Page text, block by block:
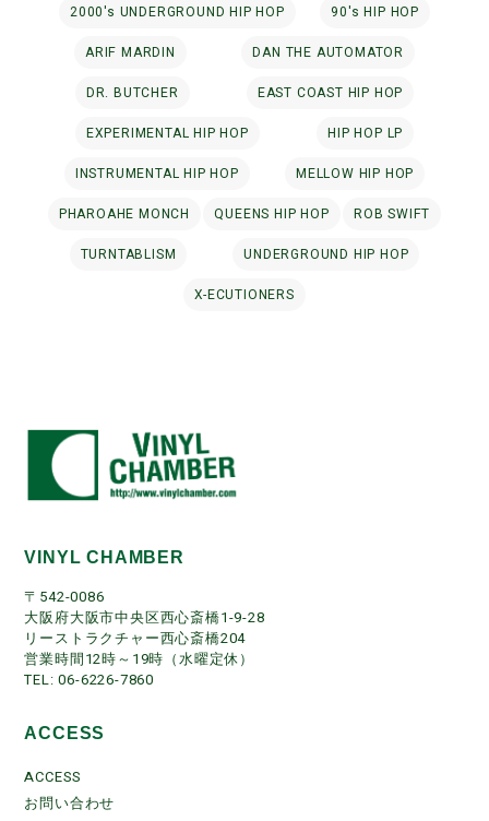
2000's UNDERGROUND HIP HOP 90's HIP HOP
ARIF MARDIN DAN THE AUTOMATOR
DR. BUTCHER EAST COAST HIP HOP
EXPERIMENTAL HIP HOP HIP HOP LP
INSTRUMENTAL HIP HOP MELLOW HIP HOP
PHAROAHE MONCH QUEENS HIP HOP ROB SWIFT
TURNTABLISM UNDERGROUND HIP HOP
X-ECUTIONERS
VINYL CHAMBER
〒542-0086
大阪府大阪市中央区西心斎橋1-9-28
リーストラクチャー西心斎橋204
営業時間12時～19時（水曜定休）
TEL: 06-6226-7860
ACCESS
ACCESS
お問い合わせ